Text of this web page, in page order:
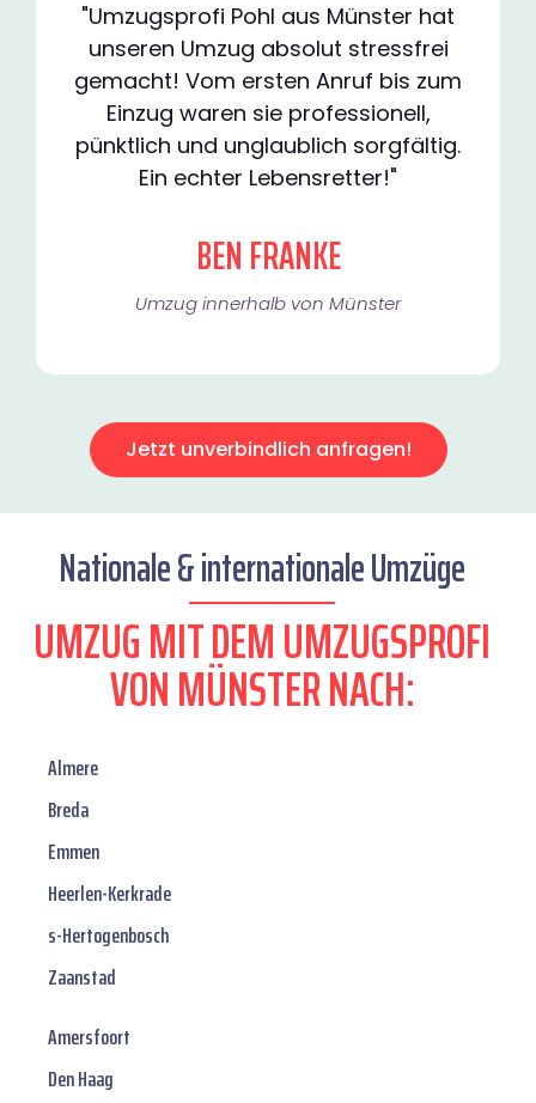
"Umzugsprofi Pohl aus Münster hat
unseren Umzug absolut stressfrei
gemacht! Vom ersten Anruf bis zum
Einzug waren sie professionell,
pünktlich und unglaublich sorgfältig.
Ein echter Lebensretter!"
BEN FRANKE
Umzug innerhalb von Münster​
Jetzt unverbindlich anfragen!
Nationale & internationale Umzüge
UMZUG MIT DEM UMZUGSPROFI
VON MÜNSTER NACH:
Almere
Breda
Emmen
Heerlen-Kerkrade
s-Hertogenbosch
Zaanstad
Amersfoort
Den Haag